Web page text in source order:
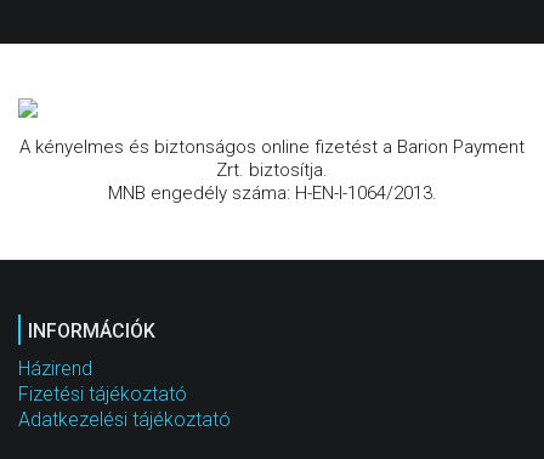
A kényelmes és biztonságos online fizetést a Barion Payment
Zrt. biztosítja.
MNB engedély száma: H-EN-I-1064/2013.
INFORMÁCIÓK
Házirend
Fizetési tájékoztató
Adatkezelési tájékoztató